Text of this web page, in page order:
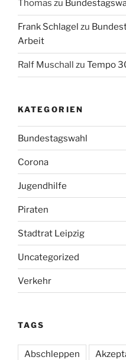
Thomas zu
Frank Schlagel zu
Arbeit
Ralf Muschall zu Tempo
KATEGORIEN
Bundestagswahl
Corona
Jugendhilfe
Piraten
Stadtrat Leipzig
Uncategorized
Verkehr
TAGS
Abschleppen